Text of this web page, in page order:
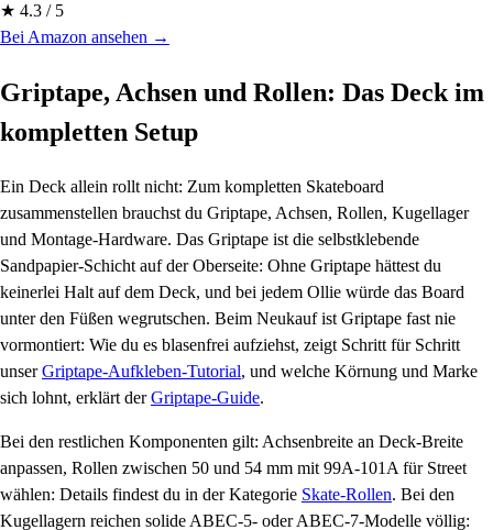
★ 4.3 / 5
Bei Amazon ansehen →
Griptape, Achsen und Rollen: Das Deck im
kompletten Setup
Ein Deck allein rollt nicht: Zum kompletten Skateboard
zusammenstellen brauchst du Griptape, Achsen, Rollen, Kugellager
und Montage-Hardware. Das Griptape ist die selbstklebende
Sandpapier-Schicht auf der Oberseite: Ohne Griptape hättest du
keinerlei Halt auf dem Deck, und bei jedem Ollie würde das Board
unter den Füßen wegrutschen. Beim Neukauf ist Griptape fast nie
vormontiert: Wie du es blasenfrei aufziehst, zeigt Schritt für Schritt
unserGriptape-Aufkleben-Tutorial, und welche Körnung und Marke
sich lohnt, erklärt derGriptape-Guide.
Bei den restlichen Komponenten gilt: Achsenbreite an Deck-Breite
anpassen, Rollen zwischen 50 und 54 mm mit 99A-101A für Street
wählen: Details findest du in der Kategorie Skate-Rollen. Bei den
Kugellagern reichen solide ABEC-5- oder ABEC-7-Modelle völlig: